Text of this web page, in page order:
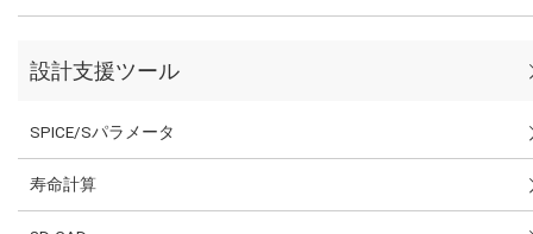
設計支援ツール
SPICE/Sパラメータ
寿命計算